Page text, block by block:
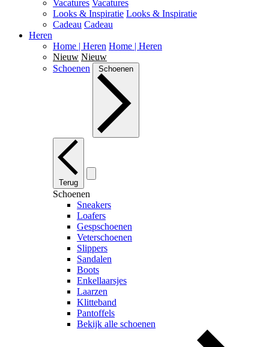
Vacatures Vacatures
Looks & Inspiratie Looks & Inspiratie
Cadeau Cadeau
Heren
Home | Heren Home | Heren
Nieuw Nieuw
Schoenen
Schoenen
Terug
Schoenen
Sneakers
Loafers
Gespschoenen
Veterschoenen
Slippers
Sandalen
Boots
Enkellaarsjes
Laarzen
Klitteband
Pantoffels
Bekijk alle schoenen